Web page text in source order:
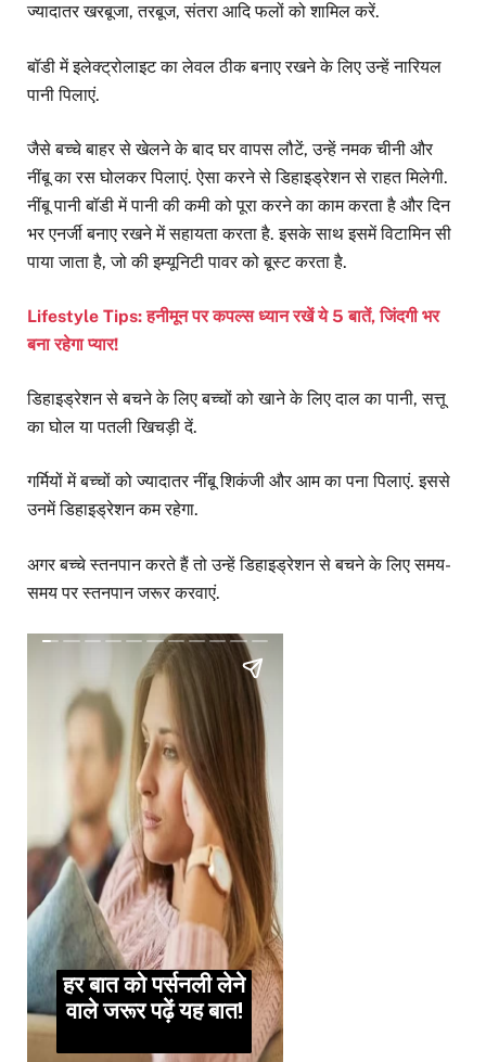
ज्यादातर खरबूजा, तरबूज, संतरा आदि फलों को शामिल करें.
बॉडी में इलेक्ट्रोलाइट का लेवल ठीक बनाए रखने के लिए उन्हें नारियल
पानी पिलाएं.
जैसे बच्चे बाहर से खेलने के बाद घर वापस लौटें, उन्हें नमक चीनी और
नींबू का रस घोलकर पिलाएं. ऐसा करने से डिहाइड्रेशन से राहत मिलेगी.
नींबू पानी बॉडी में पानी की कमी को पूरा करने का काम करता है और दिन
भर एनर्जी बनाए रखने में सहायता करता है. इसके साथ इसमें विटामिन सी
पाया जाता है, जो की इम्यूनिटी पावर को बूस्ट करता है.
Lifestyle Tips: हनीमून पर कपल्स ध्यान रखें ये 5 बातें, जिंदगी भर
बना रहेगा प्यार!
डिहाइड्रेशन से बचने के लिए बच्चों को खाने के लिए दाल का पानी, सत्तू
का घोल या पतली खिचड़ी दें.
गर्मियों में बच्चों को ज्यादातर नींबू शिकंजी और आम का पना पिलाएं. इससे
उनमें डिहाइड्रेशन कम रहेगा.
अगर बच्चे स्तनपान करते हैं तो उन्हें डिहाइड्रेशन से बचने के लिए समय-
समय पर स्तनपान जरूर करवाएं.